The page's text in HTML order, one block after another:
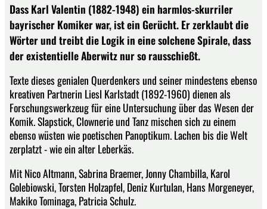
Dass Karl Valentin (1882-1948) ein harmlos-skurriler
bayrischer Komiker war, ist ein Gerücht. Er zerklaubt die
Wörter und treibt die Logik in eine solchene Spirale, dass
der existentielle Aberwitz nur so rausschießt.
Texte dieses genialen Querdenkers und seiner mindestens ebenso
kreativen Partnerin Liesl Karlstadt (1892-1960) dienen als
Forschungswerkzeug für eine Untersuchung über das Wesen der
Komik. Slapstick, Clownerie und Tanz mischen sich zu einem
ebenso wüsten wie poetischen Panoptikum. Lachen bis die Welt
zerplatzt - wie ein alter Leberkäs.
Mit Nico Altmann, Sabrina Braemer, Jonny Chambilla, Karol
Golebiowski, Torsten Holzapfel, Deniz Kurtulan, Hans Morgeneyer,
Makiko Tominaga, Patricia Schulz.